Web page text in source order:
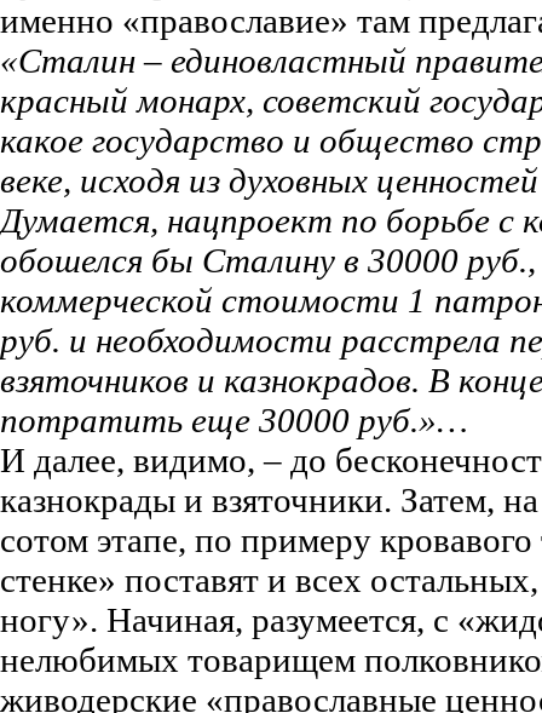
именно «православие» там
«Сталин – единовластный
красный монарх, советский
какое государство и общество
веке, исходя из духовных
Думается, нацпроект по борьбе с
обошелся бы Сталину в 30000 руб.,
коммерческой стоимости 1
руб. и необходимости расстрела
взяточников и казнокрадов. В
потратить еще 30000 руб.»…
И далее, видимо, – до
казнокрады и взяточники. Затем,
сотом этапе, по примеру
стенке» поставят и всех
ногу». Начиная, разумеется, с
нелюбимых товарищем
живодерские «православные